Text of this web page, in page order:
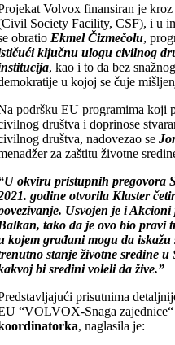
Volvox finansiran je
Society Facility, CSF), i u
obratio Ekmel Čizmečolu,
ključnu ulogu civilnog
, kao i to da bez
u kojoj se čuje
podršku EU programima koji
društva i doprinose
društva, nadovezao se
za zaštitu životne
okviru pristupnih pregovora
godine otvorila Klaster
Usvojen je i
tako da je ovo bio pravi
kojem građani mogu da
stanje životne sredine
bi sredini voleli da žive.”
prisutnima
“VOLVOX-Snaga zajednice“
, naglasila je: